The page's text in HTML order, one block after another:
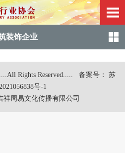
装饰企业
Rights Reserved.....备案号： 苏
号-1
祥周易文化传播有限公司